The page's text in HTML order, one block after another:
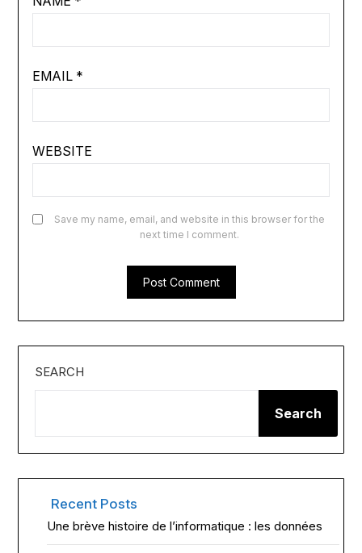
EMAIL *
WEBSITE
Save my name, email, and website in this browser for the
next time I comment.
SEARCH
Search
Recent Posts
Une brève histoire de l’informatique : les données